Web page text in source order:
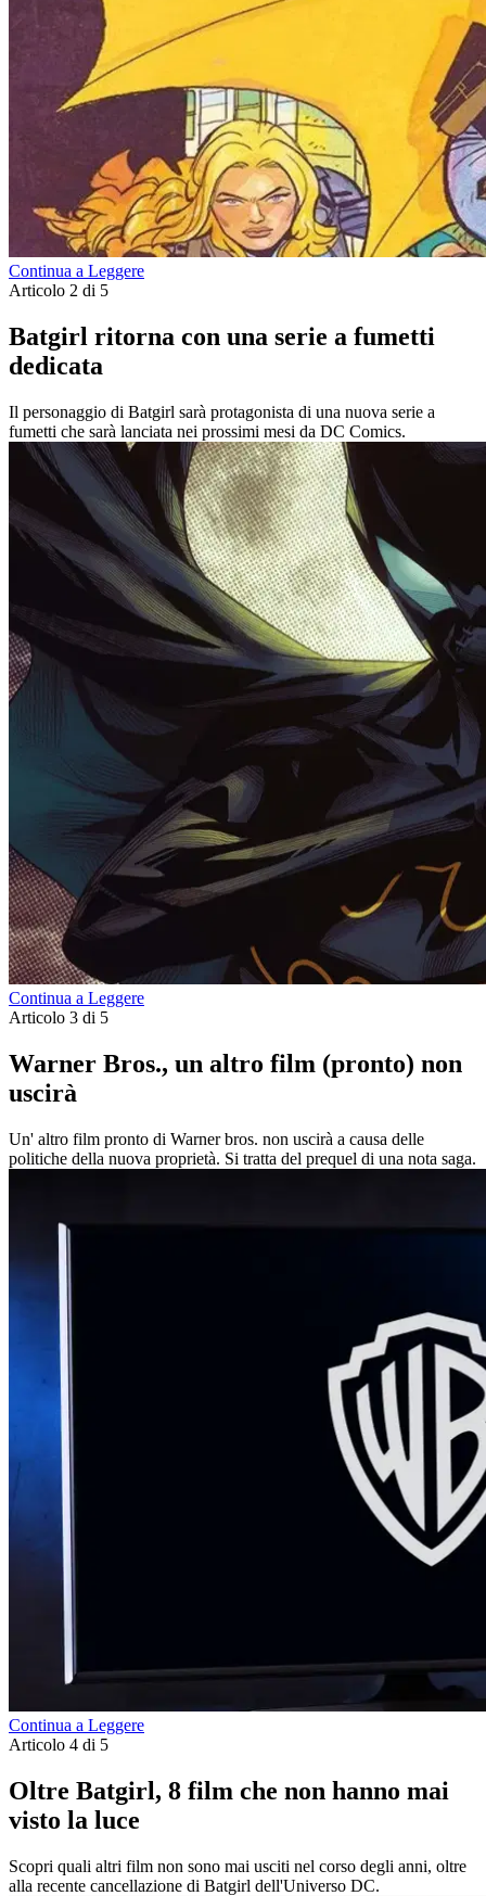
Continua a Leggere
Articolo 2 di 5
Batgirl ritorna con una serie a fumetti
dedicata
Il personaggio di Batgirl sarà protagonista di una nuova serie a
fumetti che sarà lanciata nei prossimi mesi da DC Comics.
Continua a Leggere
Articolo 3 di 5
Warner Bros., un altro film (pronto) non
uscirà
Un' altro film pronto di Warner bros. non uscirà a causa delle
politiche della nuova proprietà. Si tratta del prequel di una nota saga.
Continua a Leggere
Articolo 4 di 5
Oltre Batgirl, 8 film che non hanno mai
visto la luce
Scopri quali altri film non sono mai usciti nel corso degli anni, oltre
alla recente cancellazione di Batgirl dell'Universo DC.